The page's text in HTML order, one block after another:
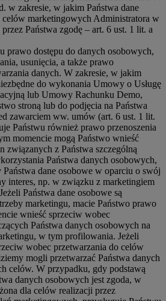
w zakresie, w jakim Państwa dane
celów marketingowych Administratora w
Państwa zgodę – art. 6 ust. 1 lit. a
prawo dostępu do danych osobowych,
usunięcia, a także prawo
danych. W zakresie, w jakim
do wykonania Umowy o Usługę
lub Umowy Rachunku Demo,
stroną lub do podjęcia na Państwa
zawarciem ww. umów (art. 6 ust. 1 lit.
Państwu również prawo przenoszenia
momencie mogą Państwo wnieść
związanych z Państwa szczególną
Państwa danych osobowych,
Państwa dane osobowe w oparciu o swój
interes, np. w związku z marketingiem
Państwa dane osobowe są
marketingu, macie Państwo prawo
wnieść sprzeciw wobec
Państwa danych osobowych na
w tym profilowania. Jeżeli
wobec przetwarzania do celów
mogli przetwarzać Państwa danych
celów. W przypadku, gdy podstawą
danych osobowych jest zgoda, w
dla celów realizacji przez